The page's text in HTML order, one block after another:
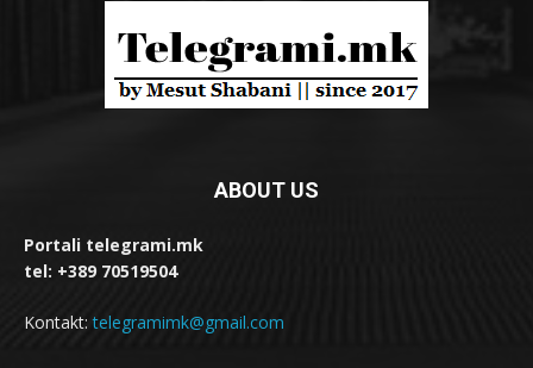
ABOUT US
Portali telegrami.mk
tel: +389 70519504
Kontakt:telegramimk@gmail.com